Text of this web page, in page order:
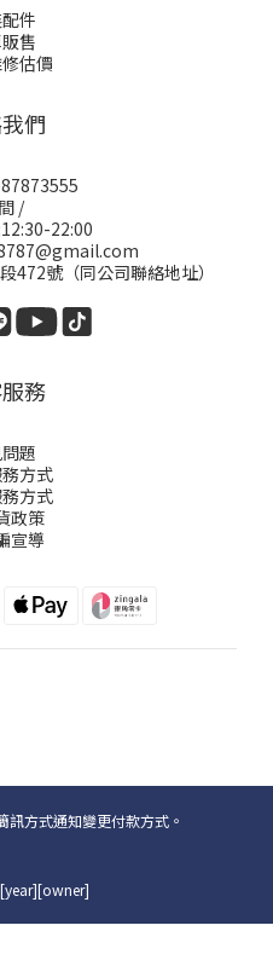
件
售
估價
們
/
22:00
472號（同公司聯絡地址）
務
題
方式
方式
政策
宣導
方式通知變更付款方式。